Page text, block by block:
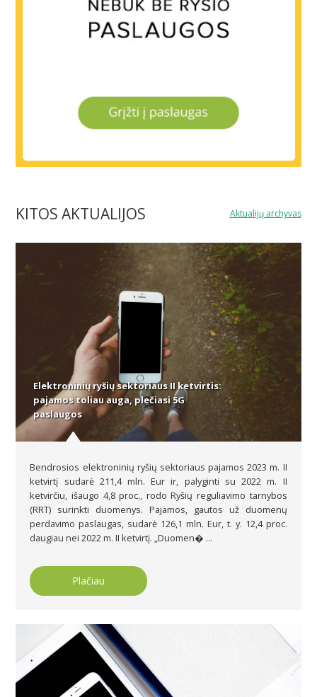
Aktualijų archyvas
KITOS AKTUALIJOS
Elektroninių ryšių sektoriaus II ketvirtis:
pajamos toliau auga, plečiasi 5G
paslaugos
Bendrosios elektroninių ryšių sektoriaus pajamos 2023 m. II
ketvirtį sudarė 211,4 mln. Eur ir, palyginti su 2022 m. II
ketvirčiu, išaugo 4,8 proc., rodo Ryšių reguliavimo tarnybos
(RRT) surinkti duomenys. Pajamos, gautos už duomenų
perdavimo paslaugas, sudarė 126,1 mln. Eur, t. y. 12,4 proc.
daugiau nei 2022 m. II ketvirtį. „Duomen� ...
Plačiau